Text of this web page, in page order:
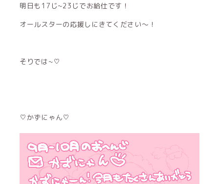
明日も17じ~23じでお給仕です！
オールスターの応援しにきてください〜！
そりでは~♡
♡かずにゃん♡